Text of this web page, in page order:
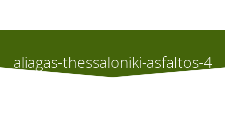
aliagas-thessaloniki-asfaltos-4